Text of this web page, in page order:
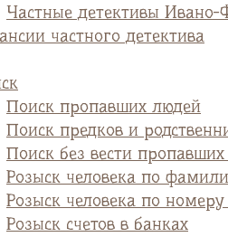
Частные детективы Ивано-
частного детектива
Поиск пропавших людей
Поиск предков и
Поиск без вести
Розыск человека по
Розыск человека по
Розыск счетов в банках